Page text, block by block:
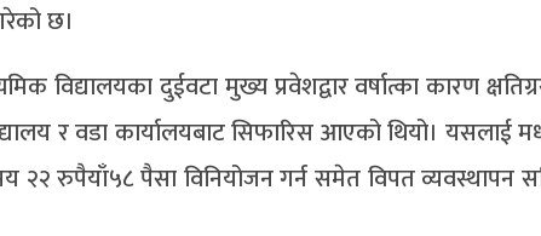
छ।
विद्यालयका दुईवटा मुख्य प्रवेशद्वार वर्षात्का कारण
र वडा कार्यालयबाट सिफारिस आएको थियो। यसलाई
२२ रुपैयाँ५८ पैसा विनियोजन गर्न समेत विपत व्यवस्थापन